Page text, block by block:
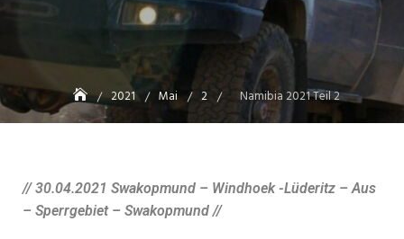
2021 Mai 2 Namibia 2021 Teil 2
// 30.04.2021 Swakopmund – Windhoek -Lüderitz – Aus
– Sperrgebiet – Swakopmund //